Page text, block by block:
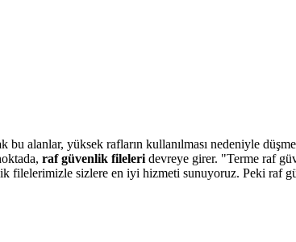
bu alanlar, yüksek rafların kullanılması nedeniyle
raf güvenlik fileleri devreye girer. "Terme raf
sizlere en iyi hizmeti sunuyoruz. Peki raf